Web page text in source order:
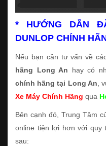
* HƯỚNG DẪN
DUNLOP CHÍNH
Nếu bạn cần tư vấn về
hãng Long An hay có
chính hãng tại Long An,
Xe Máy Chính Hãng qua
Bên cạnh đó, Trung Tâm
online tiện lợi hơn với quy
sau: